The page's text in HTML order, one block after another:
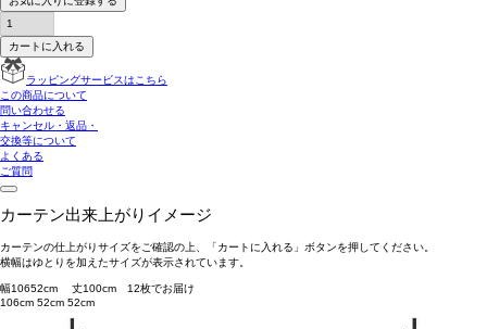
カートに入れる
ラッピングサービスはこちら
この商品について
問い合わせる
キャンセル・返品・
交換等について
よくある
ご質問
カーテン出来上がりイメージ
カーテンの仕上がりサイズをご確認の上、「カートに入れる」ボタンを押してください。
横幅はゆとりを加えたサイズが表示されています。
幅10652cm 丈100cm 12枚でお届け
106cm 52cm 52cm